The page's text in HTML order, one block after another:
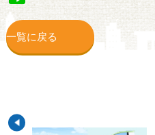
一覧に戻る